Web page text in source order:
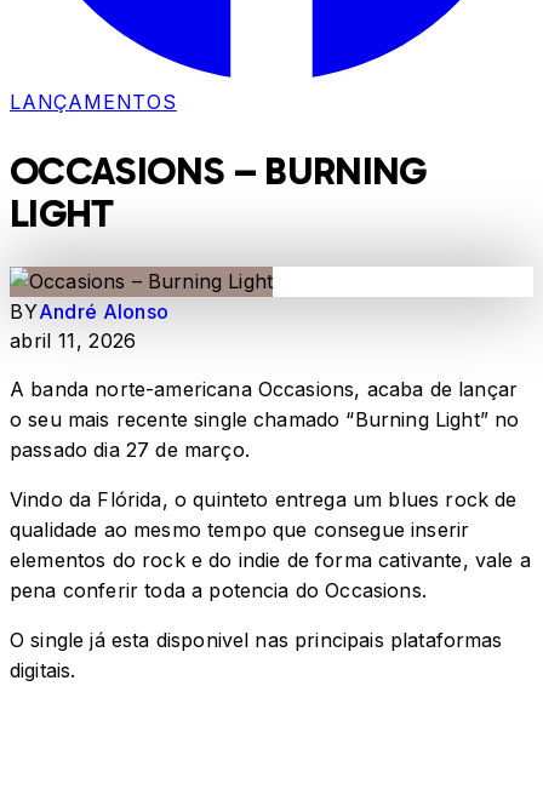
LANÇAMENTOS
OCCASIONS – BURNING
LIGHT
BYAndré Alonso
abril 11, 2026
A banda norte-americana Occasions, acaba de lançar
o seu mais recente single chamado “Burning Light” no
passado dia 27 de março.
Vindo da Flórida, o quinteto entrega um blues rock de
qualidade ao mesmo tempo que consegue inserir
elementos do rock e do indie de forma cativante, vale a
pena conferir toda a potencia do Occasions.
O single já esta disponivel nas principais plataformas
digitais.